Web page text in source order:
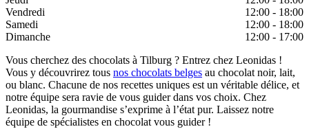
Vendredi
12:00 - 18:00
Samedi
12:00 - 18:00
Dimanche
12:00 - 17:00
Vous cherchez des chocolats à Tilburg ? Entrez chez Leonidas !
Vous y découvrirez tous nos chocolats belges au chocolat noir, lait,
ou blanc. Chacune de nos recettes uniques est un véritable délice, et
notre équipe sera ravie de vous guider dans vos choix. Chez
Leonidas, la gourmandise s’exprime à l’état pur. Laissez notre
équipe de spécialistes en chocolat vous guider !